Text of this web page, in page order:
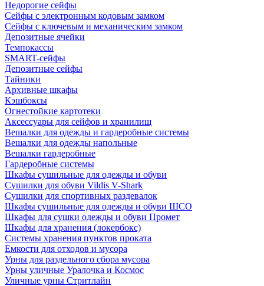
Недорогие сейфы
Сейфы с электронным кодовым замком
Сейфы с ключевым и механическим замком
Депозитные ячейки
Темпокассы
SMART-сейфы
Депозитные сейфы
Тайники
Архивные шкафы
Кэшбоксы
Огнестойкие картотеки
Аксессуары для сейфов и хранилищ
Вешалки для одежды и гардеробные системы
Вешалки для одежды напольные
Вешалки гардеробные
Гардеробные системы
Шкафы сушильные для одежды и обуви
Сушилки для обуви Vildis V-Shark
Сушилки для спортивных раздевалок
Шкафы сушильные для одежды и обуви ШСО
Шкафы для сушки одежды и обуви Промет
Шкафы для хранения (локербокс)
Системы хранения пунктов проката
Емкости для отходов и мусора
Урны для раздельного сбора мусора
Урны уличные Уралочка и Космос
Уличные урны Стритлайн